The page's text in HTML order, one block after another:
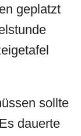
geplatzt
sollte
dauerte